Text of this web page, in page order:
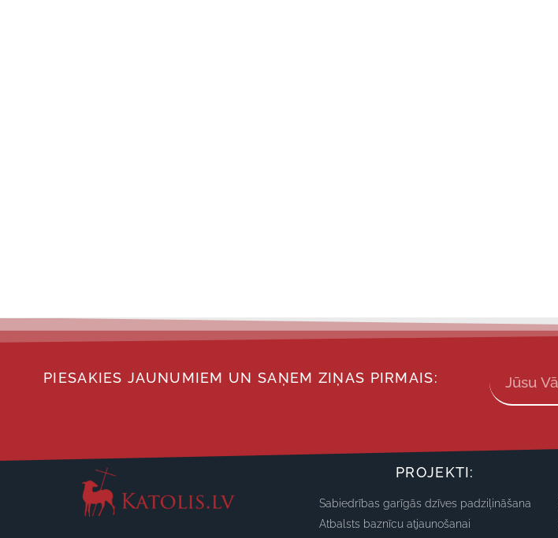
PIESAKIES JAUNUMIEM UN SAŅEM ZIŅAS PIRMAIS:
PROJEKTI:
Sabiedrības garīgās dzīves padziļināšana
Atbalsts baznīcu atjaunošanai